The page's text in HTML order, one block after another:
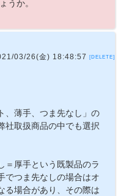
うか。
03/26(金) 18:48:57 [DELETE]
、薄手、つま先なし」の
社取扱商品の中でも選択
＝厚手という既製品のラ
でつま先なしの場合はオ
る場合があり、その際は